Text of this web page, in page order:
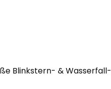
Blinkstern- &